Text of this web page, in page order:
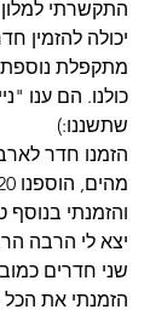
התקשרתי
מתקפלת נוספת
כולנו. הם ענו
שתשננו:)
הזמנו חדר
והזמנתי בנוסף
יצא לי הרבה
שני חדרים
הזמנתי את